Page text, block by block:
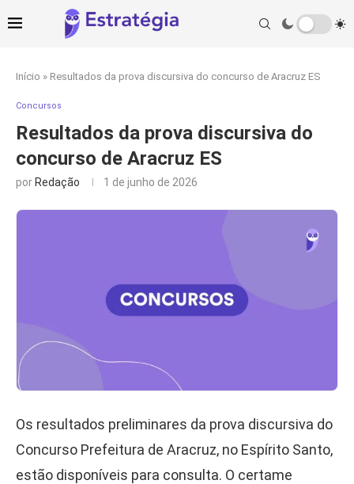
Início » Resultados da prova discursiva do concurso de Aracruz ES
Concursos
Resultados da prova discursiva do
concurso de Aracruz ES
por Redação 1 de junho de 2026
Os resultados preliminares da prova discursiva do
Concurso Prefeitura de Aracruz, no Espírito Santo,
estão disponíveis para consulta. O certame